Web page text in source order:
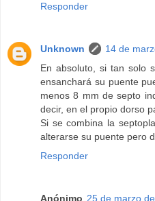
Responder
Unknown
14 de
En absoluto, si tan solo
ensanchará su puente
menos 8 mm de septo
decir, en el propio dorso
Si se combina la
alterarse su puente pero
Responder
Anónimo 25 de marzo